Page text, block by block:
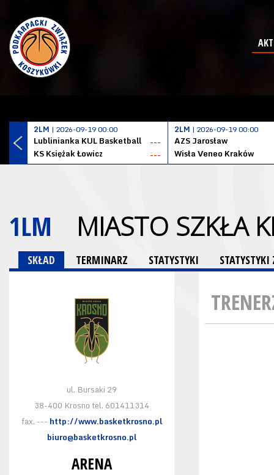
2LM | 2026-09-19 00:00
Lublinianka KUL Basketball
---
KS Księżak Łowicz
---
2LM | 2026-09-19 00:00
AZS Jarosław
Wisła Veneo Kraków
1LM MIASTO SZKŁA
SKŁAD TERMINARZ STATYSTYKI
ul. Bursaki 29
38-400 Krosno tel. 601411314
fax. --- http://www.basketkrosno.pl
biuro@basketkrosno.pl
ARENA